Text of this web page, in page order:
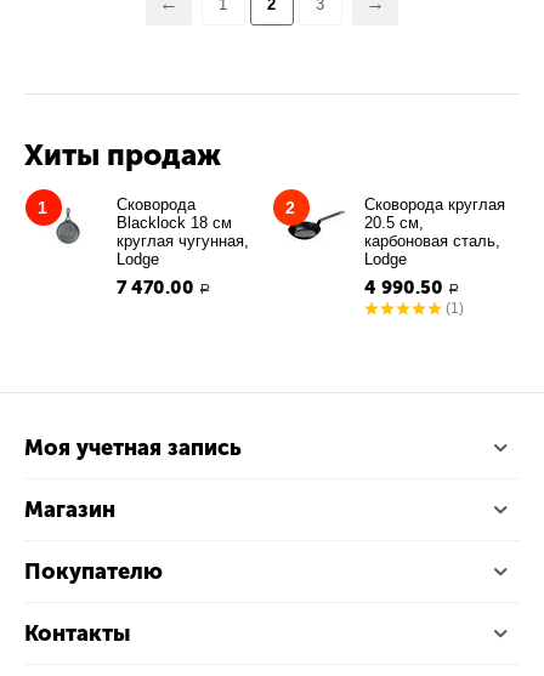
1 2 3
Хиты продаж
1
Сковорода
Blacklock 18 см
круглая чугунная,
Lodge
7 470.00 Р
2
Сковорода круглая
20.5 см,
карбоновая сталь,
Lodge
4 990.50 Р
(1)
Моя учетная запись
Магазин
Покупателю
Контакты